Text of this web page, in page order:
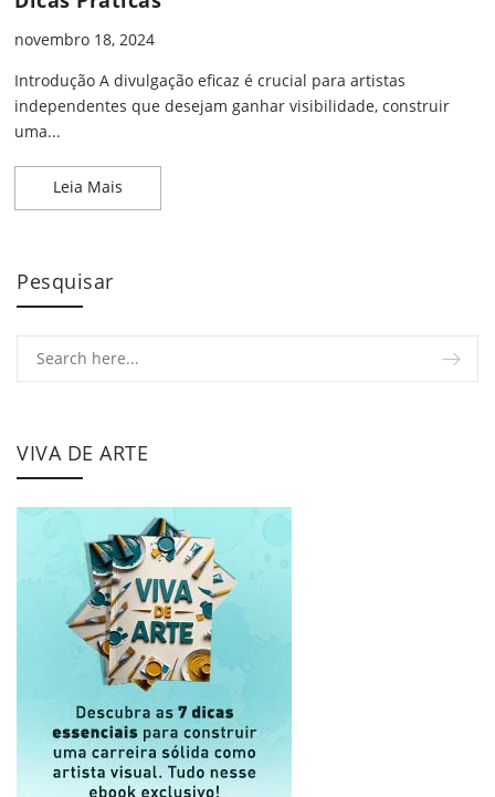
novembro 18, 2024
Introdução A divulgação eficaz é crucial para artistas
independentes que desejam ganhar visibilidade, construir
uma...
Leia Mais
Pesquisar
VIVA DE ARTE